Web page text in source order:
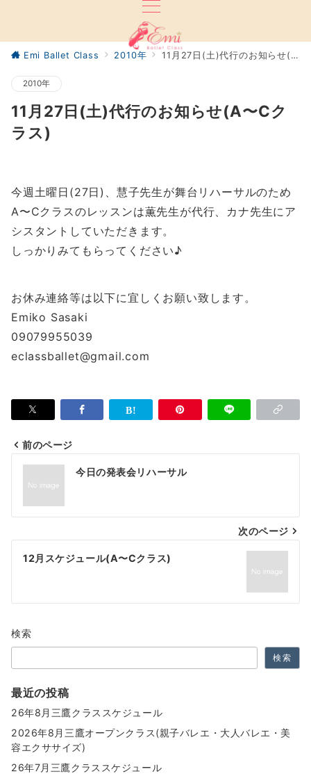
Emi Ballet Class 2010年 11月27日(土)代行のお知らせ(A〜Cクラス)
2010年
11月27日(土)代行のお知らせ(A〜Cク
ラス)
今週土曜日(27日)、慧子先生が舞台リハーサルのため
A〜Cクラスのレッスンは薫先生が代行、カナ先生にア
シスタントしていただきます。
しっかりみてもらってください♪
お休み連絡等は以下に宜しくお願い致します。
Emiko Sasaki
09079955039
eclassballet@gmail.com
投
ナ
ビ
ゲ
シ
ョ
ン
前のページ
今日の発表会リハーサル
次のページ
12月スケジュール(A〜Cクラス)
検索
検索
最近の投稿
26年8月三鷹クラススケジュール
2026年8月三鷹オープンクラス(親子バレエ・大人バレエ・美
容エクササイズ)
26年7月三鷹クラススケジュール